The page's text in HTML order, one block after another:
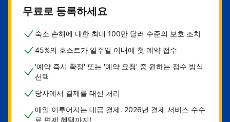
무료로 등록하세요
숙소 손해에 대한 최대 100만 달러 수준의 보호 조치
45%의 호스트가 일주일 이내에 첫 예약 접수
'예약 즉시 확정' 또는 '예약 요청' 중 원하는 접수 방식
선택
당사에서 결제를 대신 처리
매일 이루어지는 대금 결제. 2026년 결제 서비스 수수
료 면제 혜택까지!